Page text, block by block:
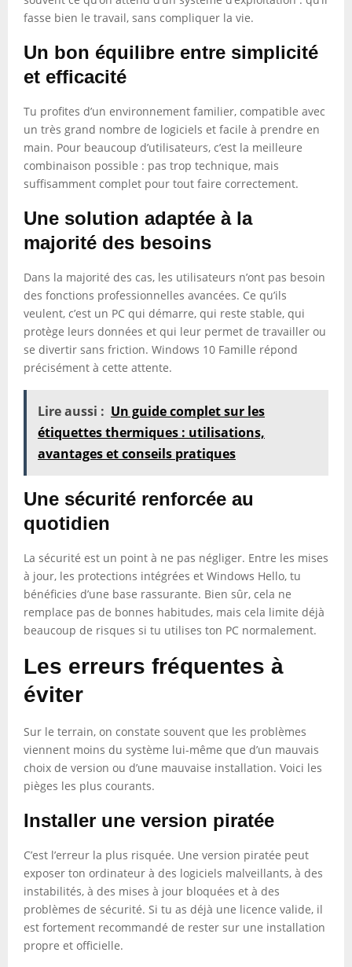
fasse bien le travail, sans compliquer la vie.
Un bon équilibre entre simplicité
et efficacité
Tu profites d’un environnement familier, compatible avec
un très grand nombre de logiciels et facile à prendre en
main. Pour beaucoup d’utilisateurs, c’est la meilleure
combinaison possible : pas trop technique, mais
suffisamment complet pour tout faire correctement.
Une solution adaptée à la
majorité des besoins
Dans la majorité des cas, les utilisateurs n’ont pas besoin
des fonctions professionnelles avancées. Ce qu’ils
veulent, c’est un PC qui démarre, qui reste stable, qui
protège leurs données et qui leur permet de travailler ou
se divertir sans friction. Windows 10 Famille répond
précisément à cette attente.
Lire aussi : Un guide complet sur les
étiquettes thermiques : utilisations,
avantages et conseils pratiques
Une sécurité renforcée au
quotidien
La sécurité est un point à ne pas négliger. Entre les mises
à jour, les protections intégrées et Windows Hello, tu
bénéficies d’une base rassurante. Bien sûr, cela ne
remplace pas de bonnes habitudes, mais cela limite déjà
beaucoup de risques si tu utilises ton PC normalement.
Les erreurs fréquentes à
éviter
Sur le terrain, on constate souvent que les problèmes
viennent moins du système lui-même que d’un mauvais
choix de version ou d’une mauvaise installation. Voici les
pièges les plus courants.
Installer une version piratée
C’est l’erreur la plus risquée. Une version piratée peut
exposer ton ordinateur à des logiciels malveillants, à des
instabilités, à des mises à jour bloquées et à des
problèmes de sécurité. Si tu as déjà une licence valide, il
est fortement recommandé de rester sur une installation
propre et officielle.